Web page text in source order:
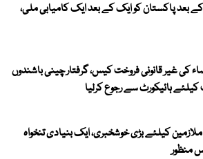
بعد پاکستان کو ایک کے بعد ایک کامیابی ملی،
کی غیر قانونی فروخت کیس، گرفتار چینی باشندوں
ہائیکورٹ سے رجوع کرلیا
کیلئے بڑی خوشخبری، ایک بنیادی تنخواہ
منظور